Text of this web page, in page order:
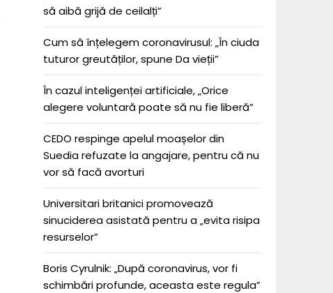
să aibă grijă de ceilalți”
Cum să înțelegem coronavirusul: „În ciuda
tuturor greutăților, spune Da vieții”
În cazul inteligenței artificiale, „Orice
alegere voluntară poate să nu fie liberă”
CEDO respinge apelul moașelor din
Suedia refuzate la angajare, pentru că nu
vor să facă avorturi
Universitari britanici promovează
sinuciderea asistată pentru a „evita risipa
resurselor”
Boris Cyrulnik: „După coronavirus, vor fi
schimbări profunde, aceasta este regula”